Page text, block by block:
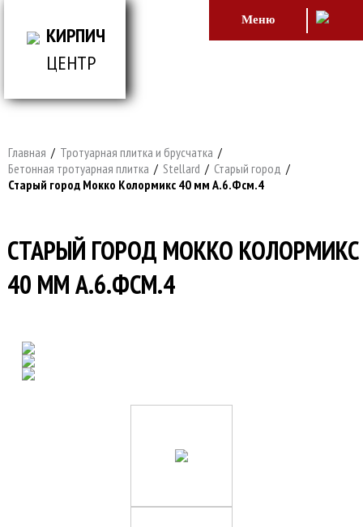
КИРПИЧ
ЦЕНТР
Меню
Главная / Тротуарная плитка и брусчатка /
Бетонная тротуарная плитка / Stellard / Старый город /
Старый город Мокко Колормикс 40 мм А.6.Фсм.4
СТАРЫЙ ГОРОД МОККО КОЛОРМИКС
40 ММ А.6.ФСМ.4